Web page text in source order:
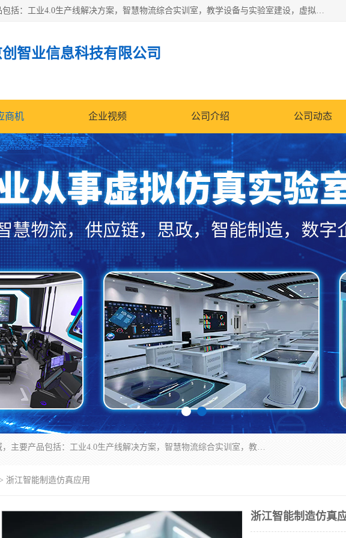
京创智业产品涵盖了多个领域，主要产品包括：工业4.0生产线解决方案，智慧物流综合实训室，教学设备与实验室建设，虚拟仿真实验室等。公司将秉持“创新、执着、诚信、共赢”的理念，以“将服务当作使命”为核心价值观，致力于为客户创造价值，与客户、合作伙伴和员工共同成长。
智业信息科技有限公司
商机 企业视频 公司介绍 公司动态
京创智业产品涵盖了多个领域，主要产品包括：工业4.0生产线解决方案，智慧物流综合实训室，教学设备与实验室建设，虚拟仿真实验室等。公司将秉持“创新、执着、诚信、共赢”的理念，以“将服务当作使命”为核心价值观，致力于为客户创造价值，与客户、合作伙伴和员工共同成长。
浙江智能制造仿真应用
浙江智能制造仿真